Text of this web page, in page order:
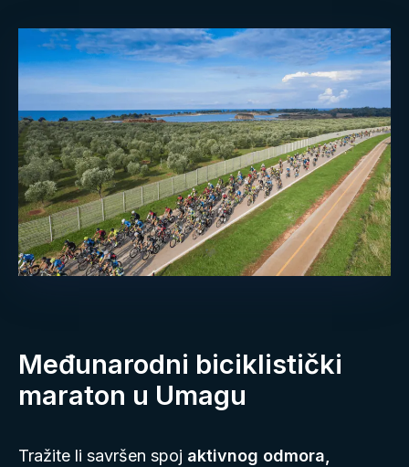
Međunarodni biciklistički
maraton u Umagu
Tražite li savršen spoj aktivnog odmora,